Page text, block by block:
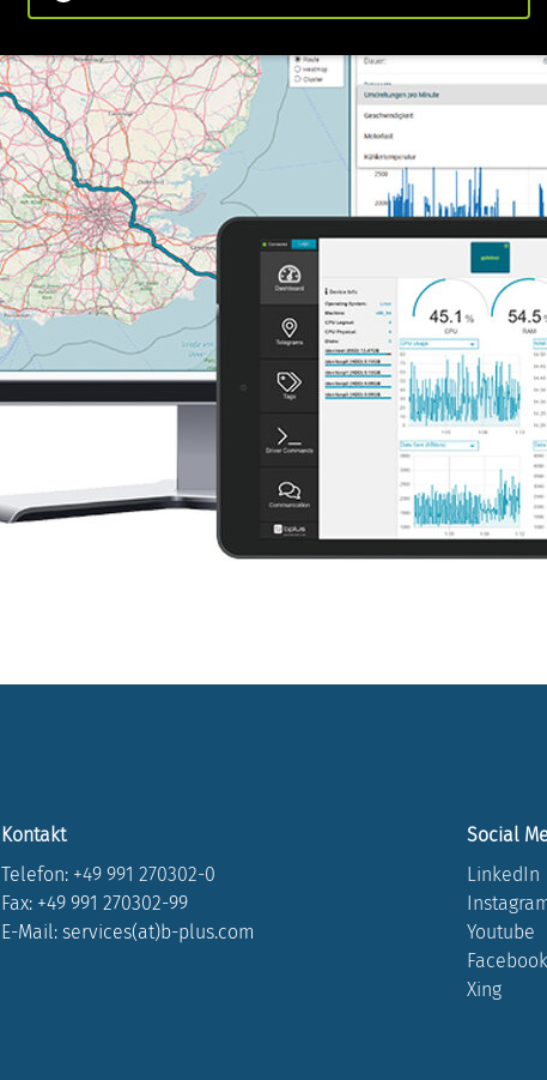
Kontakt
Telefon: +49 991 270302-0
Fax: +49 991 270302-99
E-Mail: services(at)b-plus.com
Social
LinkedIn
Youtube
Facebook
Xing